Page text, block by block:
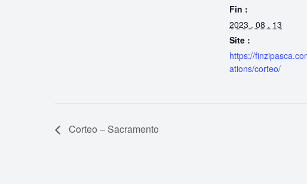
Fin :
2023 . 08 . 13
Site :
https://
ations/corteo/
Corteo – Sacramento